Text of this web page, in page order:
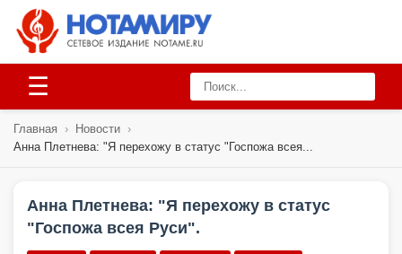
☰
Главная › Новости ›
Анна Плетнева: "Я перехожу в статус "Госпожа всея...
Анна Плетнева: "Я перехожу в статус
"Госпожа всея Руси".